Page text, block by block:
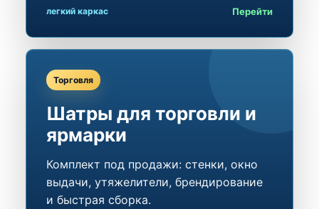
легкий каркас Перейти
Торговля
Шатры для торговли и
ярмарки
Комплект под продажи: стенки, окно
выдачи, утяжелители, брендирование
и быстрая сборка.